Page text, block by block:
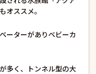
オススメ。
ーターがありベビーカ
多く、トンネル型の大